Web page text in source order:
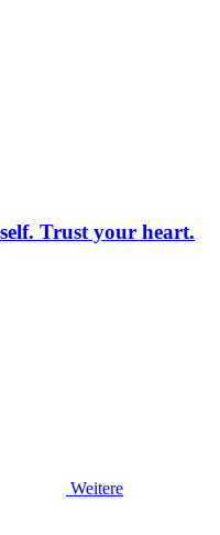
Trust your heart.
Weitere